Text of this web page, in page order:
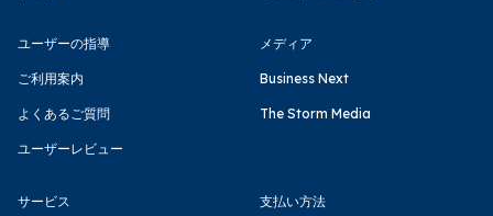
ユーザーの指導
ご利用案内
よくあるご質問
ユーザーレビュー
メディア
Business Next
The Storm Media
サービス 支払い方法